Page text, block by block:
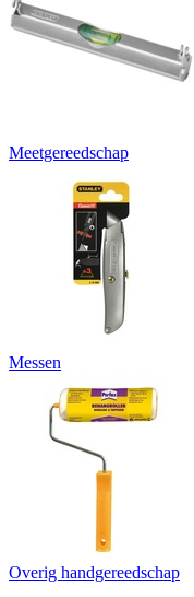
Meetgereedschap
Messen
Overig handgereedschap